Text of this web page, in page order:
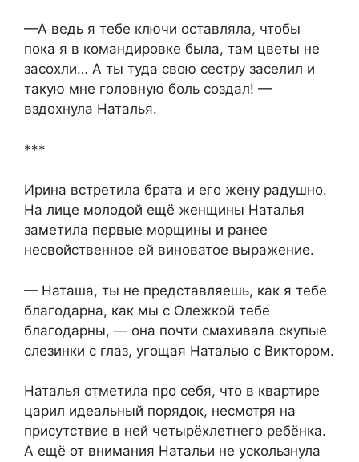
—А ведь я тебе ключи оставляла, чтобы
пока я в командировке была, там цветы не
засохли… А ты туда свою сестру заселил и
такую мне головную боль создал! —
вздохнула Наталья.
***
Ирина встретила брата и его жену радушно.
На лице молодой ещё женщины Наталья
заметила первые морщины и ранее
несвойственное ей виноватое выражение.
— Наташа, ты не представляешь, как я тебе
благодарна, как мы с Олежкой тебе
благодарны, — она почти смахивала скупые
слезинки с глаз, угощая Наталью с Виктором.
Наталья отметила про себя, что в квартире
царил идеальный порядок, несмотря на
присутствие в ней четырёхлетнего ребёнка.
А ещё от внимания Натальи не ускользнула